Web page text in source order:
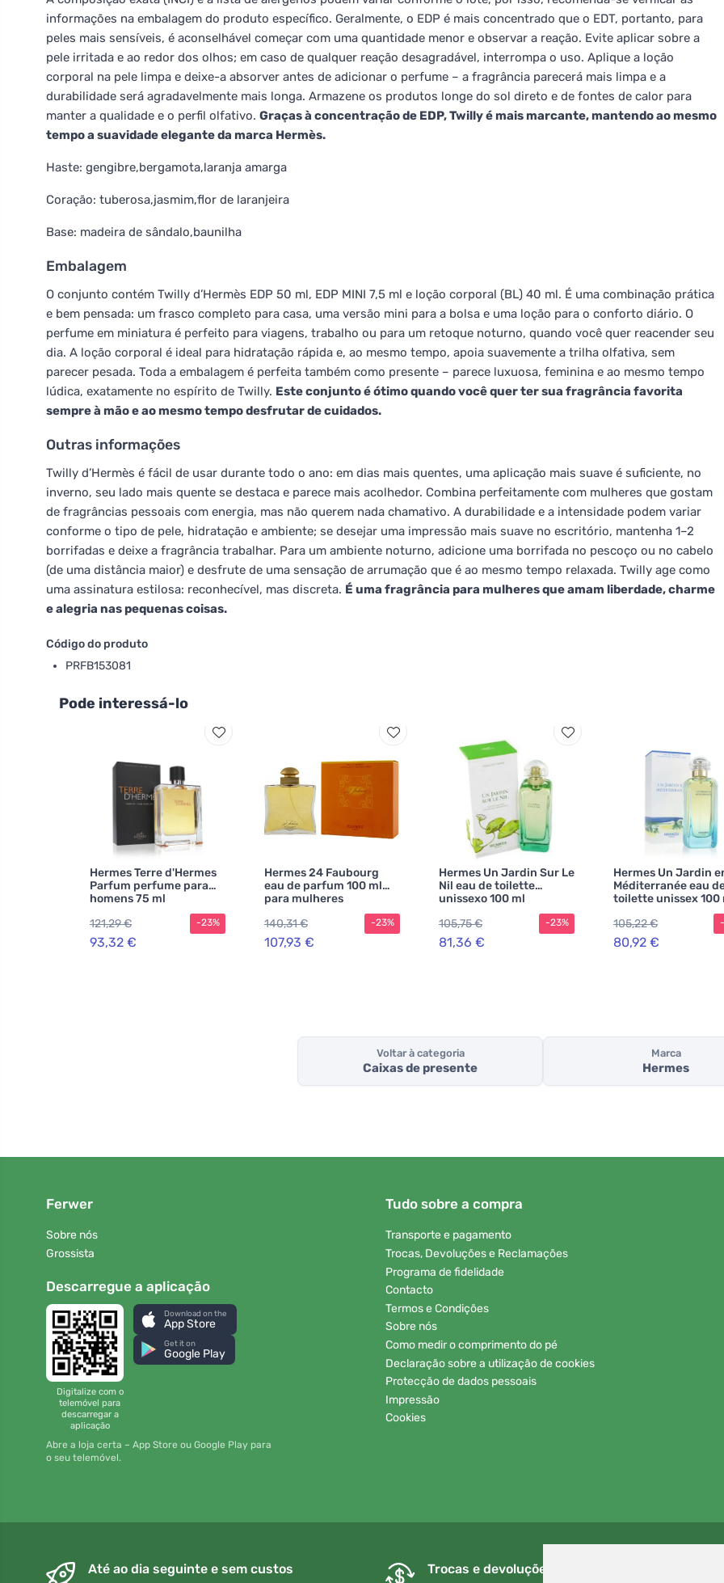
informações na embalagem do produto específico. Geralmente, o EDP é mais concentrado que o EDT, portanto, para
peles mais sensíveis, é aconselhável começar com uma quantidade menor e observar a reação. Evite aplicar sobre a
pele irritada e ao redor dos olhos; em caso de qualquer reação desagradável, interrompa o uso. Aplique a loção
corporal na pele limpa e deixe-a absorver antes de adicionar o perfume – a fragrância parecerá mais limpa e a
durabilidade será agradavelmente mais longa. Armazene os produtos longe do sol direto e de fontes de calor para
manter a qualidade e o perfil olfativo. Graças à concentração de EDP, Twilly é mais marcante, mantendo ao mesmo
tempo a suavidade elegante da marca Hermès.
Haste: gengibre,bergamota,laranja amarga
Coração: tuberosa,jasmim,flor de laranjeira
Base: madeira de sândalo,baunilha
Embalagem
O conjunto contém Twilly d’Hermès EDP 50 ml, EDP MINI 7,5 ml e loção corporal (BL) 40 ml. É uma combinação prática
e bem pensada: um frasco completo para casa, uma versão mini para a bolsa e uma loção para o conforto diário. O
perfume em miniatura é perfeito para viagens, trabalho ou para um retoque noturno, quando você quer reacender seu
dia. A loção corporal é ideal para hidratação rápida e, ao mesmo tempo, apoia suavemente a trilha olfativa, sem
parecer pesada. Toda a embalagem é perfeita também como presente – parece luxuosa, feminina e ao mesmo tempo
lúdica, exatamente no espírito de Twilly. Este conjunto é ótimo quando você quer ter sua fragrância favorita
sempre à mão e ao mesmo tempo desfrutar de cuidados.
Outras informações
Twilly d’Hermès é fácil de usar durante todo o ano: em dias mais quentes, uma aplicação mais suave é suficiente, no
inverno, seu lado mais quente se destaca e parece mais acolhedor. Combina perfeitamente com mulheres que gostam
de fragrâncias pessoais com energia, mas não querem nada chamativo. A durabilidade e a intensidade podem variar
conforme o tipo de pele, hidratação e ambiente; se desejar uma impressão mais suave no escritório, mantenha 1–2
borrifadas e deixe a fragrância trabalhar. Para um ambiente noturno, adicione uma borrifada no pescoço ou no cabelo
(de uma distância maior) e desfrute de uma sensação de arrumação que é ao mesmo tempo relaxada. Twilly age como
uma assinatura estilosa: reconhecível, mas discreta. É uma fragrância para mulheres que amam liberdade, charme
e alegria nas pequenas coisas.
Código do produto
PRFB153081
Pode interessá-lo
Hermes Terre d'Hermes
Parfum perfume para
homens 75 ml
121,29 €
93,32 €
-23%
Hermes 24 Faubourg
eau de parfum 100 ml
para mulheres
140,31 €
107,93 €
-23%
Hermes Un Jardin Sur Le
Nil eau de toilette
unissexo 100 ml
105,75 €
81,36 €
-23%
Hermes Un Jardin
Méditerranée eau
toilette unissex 100
105,22 €
80,92 €
Voltar à categoria
Caixas de presente
Marca
Hermes
Ferwer
Sobre nós
Grossista
Descarregue a aplicação
Digitalize com o
telemóvel para
descarregar a
aplicação
Download on the
App Store
Get it on
Google Play
Abre a loja certa – App Store ou Google Play para
o seu telemóvel.
Tudo sobre a compra
Transporte e pagamento
Trocas, Devoluções e Reclamações
Programa de fidelidade
Contacto
Termos e Condições
Sobre nós
Como medir o comprimento do pé
Declaração sobre a utilização de cookies
Protecção de dados pessoais
Impressão
Cookies
Até ao dia seguinte e sem custos Trocas e devoluções gratuitas